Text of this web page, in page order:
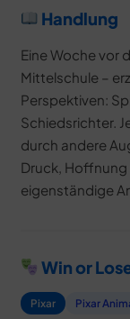
Handlung
Eine Woche vor
Mittelschule –
Perspektiven:
Schiedsrichter.
durch andere
Druck,
eigenständige
Win or
Pixar Pixar